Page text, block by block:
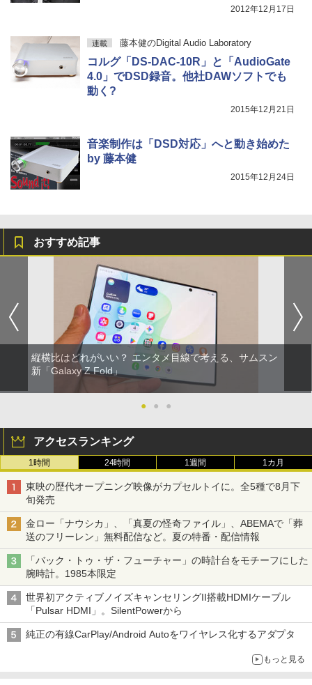
2012年12月17日
連載 藤本健のDigital Audio Laboratory
コルグ「DS-DAC-10R」と「AudioGate
4.0」でDSD録音。他社DAWソフトでも
動く?
2015年12月21日
音楽制作は「DSD対応」へと動き始めた
by 藤本健
2015年12月24日
おすすめ記事
縦横比はどれがいい？ エンタメ目線で考える、サムスン
新「Galaxy Z Fold」
● ● ●
アクセスランキング
1時間 24時間 1週間 1カ月
東映の歴代オープニング映像がカプセルトイに。全5種で8月下
旬発売
金ロー「ナウシカ」、「真夏の怪奇ファイル」、ABEMAで「葬
送のフリーレン」無料配信など。夏の特番・配信情報
「バック・トゥ・ザ・フューチャー」の時計台をモチーフにした
腕時計。1985本限定
世界初アクティブノイズキャンセリングII搭載HDMIケーブル
「Pulsar HDMI」。SilentPowerから
純正の有線CarPlay/Android Autoをワイヤレス化するアダプタ
もっと見る